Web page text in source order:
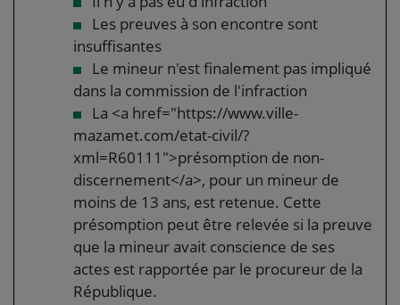
Les preuves à son encontre sont
insuffisantes
Le mineur n'est finalement pas impliqué
dans la commission de l'infraction
La <a href="https://www.ville-
mazamet.com/etat-civil/?
xml=R60111">présomption de non-
discernement</a>, pour un mineur de
moins de 13 ans, est retenue. Cette
présomption peut être relevée si la preuve
que la mineur avait conscience de ses
actes est rapportée par le procureur de la
République.